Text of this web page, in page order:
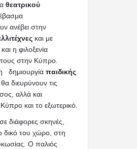
θεατρικού
ανέβει στην
και με
η φιλοξενία
στην Κύπρο.
δημιουργία παιδικής
διευρύνουν τις
αλλά και
και το εξωτερικό.
διάφορες σκηνές,
δικό του χώρο, στη
Ο παλιός